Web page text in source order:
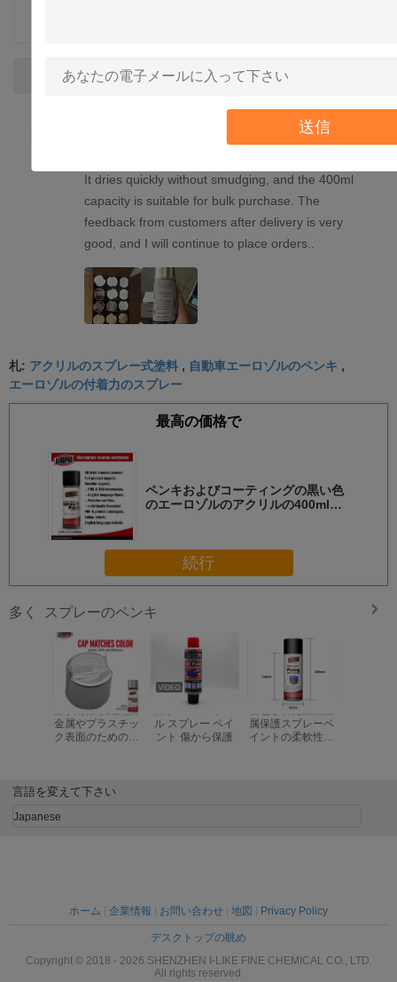
送信
すべてのレビュー
It dries quickly without smudging, and the 400ml
capacity is suitable for bulk purchase. The
feedback from customers after delivery is very
good, and I will continue to place orders..
札: アクリルのスプレー式塗料 , 自動車エーロゾルのペンキ ,
エーロゾルの付着力のスプレー
最高の価格で
ペンキおよびコーティングの黒い色
のエーロゾルのアクリルの400ml
続行
多く スプレーのペンキ
衝撃耐性 快速乾燥
金属やプラスチッ
ク表面のための明
ル スプレー ペイ
ント 傷から保護
着色された亜鉛金
属保護スプレーペ
イントの柔軟性と
言語を変えて下さい
Japanese
ホーム 企業情報 お問い合わせ 地図 Privacy Policy
デスクトップの眺め
Copyright © 2018 - 2026 SHENZHEN I-LIKE FINE CHEMICAL CO., LTD.
All rights reserved.